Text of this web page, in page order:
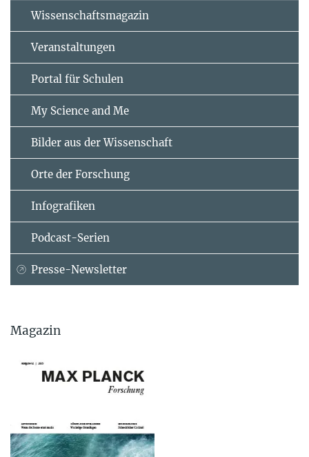
Wissenschaftsmagazin
Veranstaltungen
Portal für Schulen
My Science and Me
Bilder aus der Wissenschaft
Orte der Forschung
Infografiken
Podcast-Serien
Presse-Newsletter
Magazin